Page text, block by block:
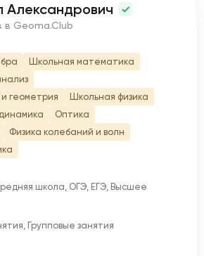
Александрович
в Geoma.Club
Школьная математика
геометрия
Школьная физика
Оптика
Физика колебаний и волн
школа, ОГЭ, ЕГЭ, Высшее
Групповые занятия